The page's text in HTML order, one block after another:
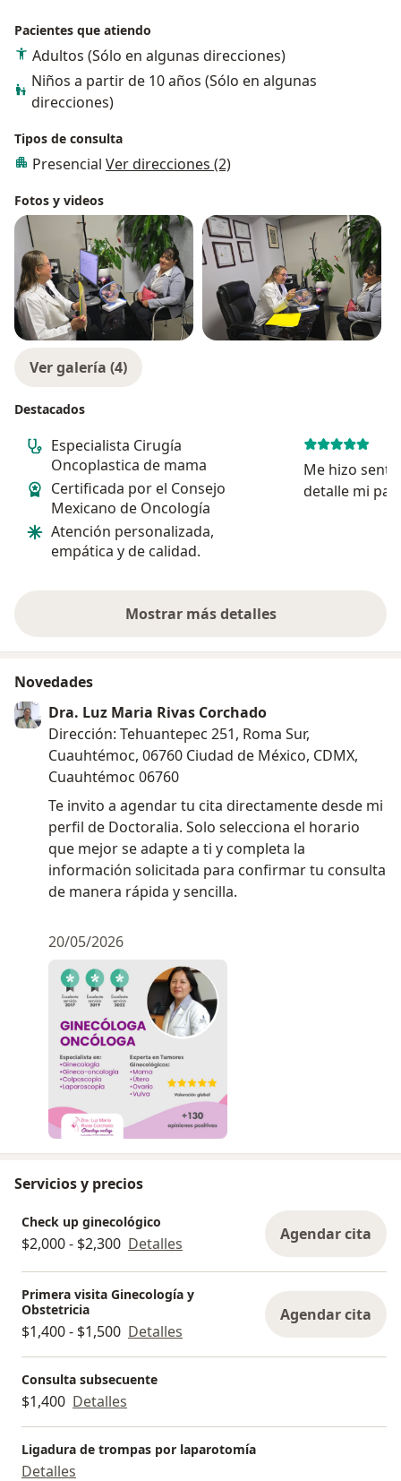
Pacientes que atiendo
Adultos (Sólo en algunas direcciones)
Niños a partir de 10 años (Sólo en algunas
direcciones)
Tipos de consulta
Presencial Ver direcciones (2)
Fotos y videos
Ver galería (4)
Destacados
Especialista Cirugía
Oncoplastica de mama
Certificada por el Consejo
Mexicano de Oncología
Atención personalizada,
empática y de calidad.
Me hizo
detalle mi
Mostrar más detalles
sobre la experiencia
Novedades
Dra. Luz Maria Rivas Corchado
Dirección: Tehuantepec 251, Roma Sur,
Cuauhtémoc, 06760 Ciudad de México, CDMX,
Cuauhtémoc 06760
Te invito a agendar tu cita directamente desde mi
perfil de Doctoralia. Solo selecciona el horario
que mejor se adapte a ti y completa la
información solicitada para confirmar tu consulta
de manera rápida y sencilla.
20/05/2026
Servicios y precios
Check up ginecológico
$2,000 - $2,300 Detalles Agendar cita
Primera visita Ginecología y
Obstetricia
$1,400 - $1,500 Detalles
Agendar cita
Consulta subsecuente
$1,400 Detalles
Ligadura de trompas por laparotomía
Detalles